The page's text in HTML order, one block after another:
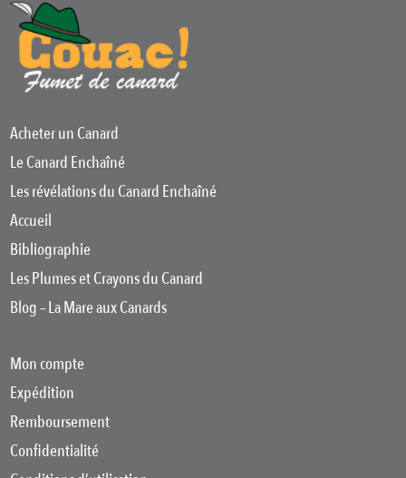
Acheter un Canard
Le Canard Enchaîné
Les révélations du Canard Enchaîné
Accueil
Bibliographie
Les Plumes et Crayons du Canard
Blog – La Mare aux Canards
Mon compte
Expédition
Remboursement
Confidentialité